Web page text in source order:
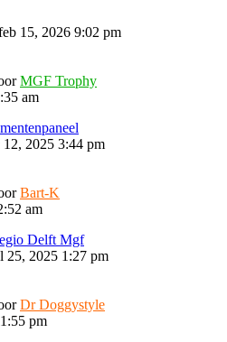
15, 2026 9:02 pm
MGF Trophy
am
12, 2025 3:44 pm
Bart-K
am
Delft Mgf
25, 2025 1:27 pm
Dr Doggystyle
pm